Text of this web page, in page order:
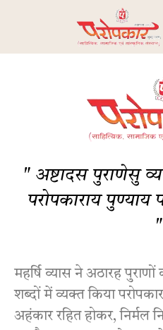
" अष्टादस पुराणेसु
परोपकाराय पुण्याय
"
महर्षि व्यास ने अठारह पुराणों
शब्दों में व्यक्त किया
अहंकार रहित होकर, निर्मल